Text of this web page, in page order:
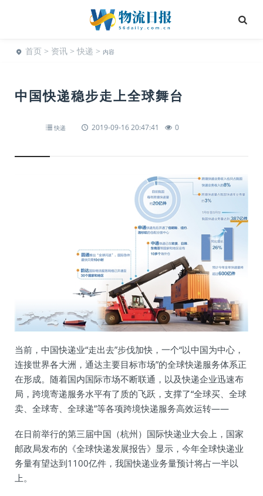
首页 > 资讯 > 快递 > 内容
中国快递稳步走上全球舞台
快递 2019-09-16 20:47:41 0
当前，中国快递业“走出去”步伐加快，一个“以中国为中心，
连接世界各大洲，通达主要目标市场”的全球快递服务体系正
在形成。随着国内国际市场不断联通，以及快递企业迅速布
局，跨境寄递服务水平有了质的飞跃，支撑了“全球买、全球
卖、全球寄、全球递”等各项跨境快递服务高效运转——
在日前举行的第三届中国（杭州）国际快递业大会上，国家
邮政局发布的《全球快递发展报告》显示，今年全球快递业
务量有望达到1100亿件，我国快递业务量预计将占一半以
上。